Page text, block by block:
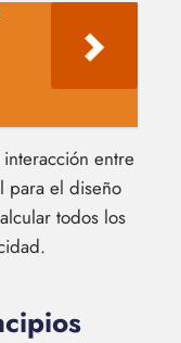
entre
para el diseño
todos los